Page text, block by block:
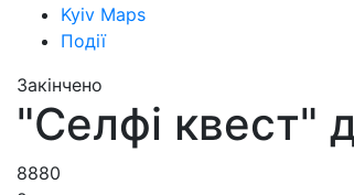
Kyiv Maps
Події
Закінчено
"Селфі квест"
8880